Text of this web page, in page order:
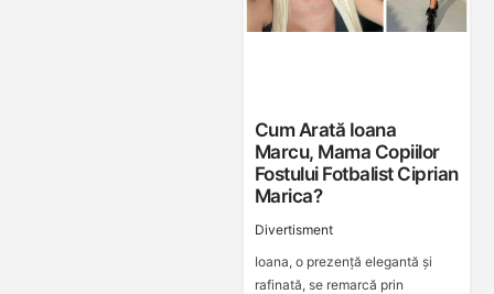
Cum Arată Ioana
Marcu, Mama Copiilor
Fostului Fotbalist Ciprian
Marica?
Divertisment
Ioana, o prezență elegantă și
rafinată, se remarcă prin